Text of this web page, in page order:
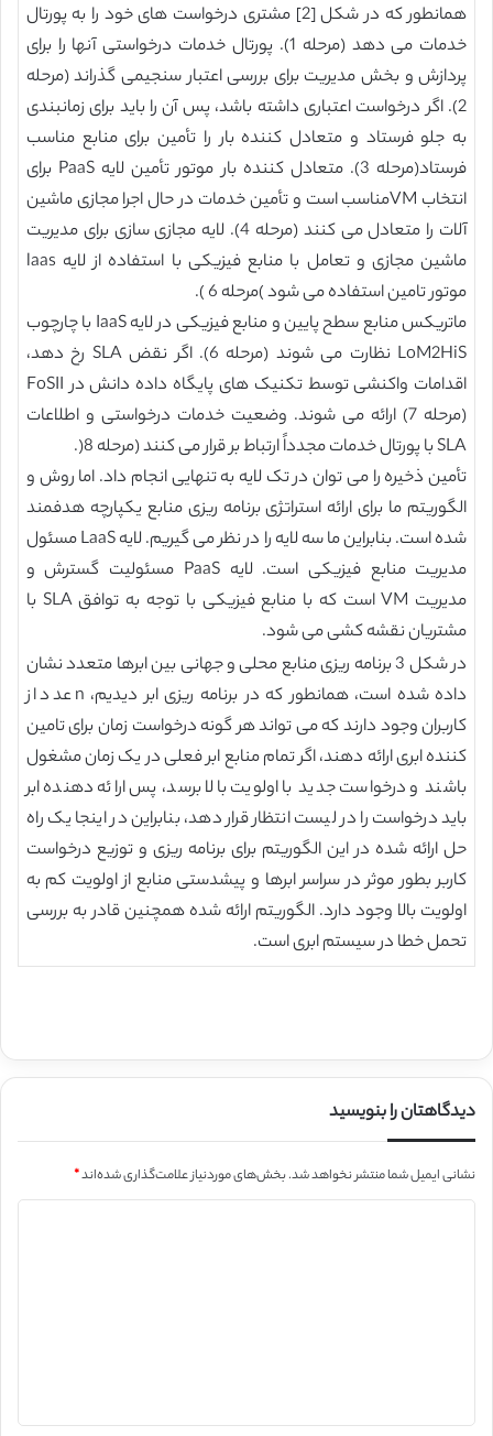
همانطور که در شکل [2] مشتری درخواست های خود را به پورتال
خدمات می دهد (مرحله 1). پورتال خدمات درخواستی آنها را برای
پردازش و بخش مدیریت برای بررسی اعتبار سنجیمی گذراند (مرحله
2). اگر درخواست اعتباری داشته باشد، پس آن را باید برای زمانبندی
به جلو فرستاد و متعادل کننده بار را تأمین برای منابع مناسب
فرستاد(مرحله 3). متعادل کننده بار موتور تأمین لایه PaaS برای
انتخاب VMمناسب است و تأمین خدمات در حال اجرا مجازی ماشین
آلات را متعادل می کنند (مرحله 4). لایه مجازی سازی برای مدیریت
ماشین مجازی و تعامل با منابع فیزیکی با استفاده از لایه laas
موتور تامین استفاده می شود )مرحله 6 ).
ماتریکس منابع سطح پایین و منابع فیزیکی در لایه IaaS با چارچوب
LoM2HiS نظارت می شوند (مرحله 6). اگر نقض SLA رخ دهد،
اقدامات واکنشی توسط تکنیک های پایگاه داده دانش در FoSII
(مرحله 7) ارائه می شوند. وضعیت خدمات درخواستی و اطلاعات
SLA با پورتال خدمات مجدداً ارتباط بر قرار می کنند (مرحله 8(.
تأمین ذخیره را می توان در تک لایه به تنهایی انجام داد. اما روش و
الگوریتم ما برای ارائه استراتژی برنامه ریزی منابع یکپارچه هدفمند
شده است. بنابراین ما سه لایه را در نظر می گیریم. لایه LaaS مسئول
مدیریت منابع فیزیکی است. لایه PaaS مسئولیت گسترش و
مدیریت VM است که با منابع فیزیکی با توجه به توافق SLA با
مشتریان نقشه کشی می شود.
در شکل 3 برنامه ریزی منابع محلی و جهانی بین ابرها متعدد نشان
داده شده است، همانطور که در برنامه ریزی ابر دیدیم، n عدد از
کاربران وجود دارند که می تواند هر گونه درخواست زمان برای تامین
کننده ابری ارائه دهند، اگر تمام منابع ابر فعلی در یک زمان مشغول
باشند و درخواست جدید با اولویت بالا برسد، پس ارائه دهنده ابر
باید درخواست را در لیست انتظار قرار دهد، بنابراین در اینجا یک راه
حل ارائه شده در این الگوریتم برای برنامه ریزی و توزیع درخواست
کاربر بطور موثر در سراسر ابرها و پیشدستی منابع از اولویت کم به
اولویت بالا وجود دارد. الگوریتم ارائه شده همچنین قادر به بررسی
تحمل خطا در سیستم ابری است.
دیدگاهتان را بنویسید
نشانی ایمیل شما منتشر نخواهد شد.بخش‌های موردنیاز علامت‌گذاری شده‌اند*